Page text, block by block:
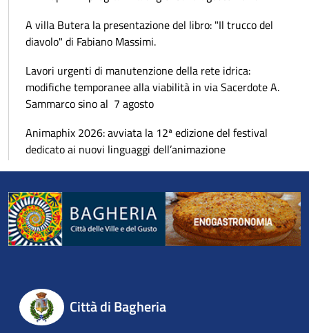
A villa Butera la presentazione del libro: "Il trucco del
diavolo" di Fabiano Massimi.
Lavori urgenti di manutenzione della rete idrica:
modifiche temporanee alla viabilità in via Sacerdote A.
Sammarco sino al 7 agosto
Animaphix 2026: avviata la 12ª edizione del festival
dedicato ai nuovi linguaggi dell’animazione
Città di Bagheria